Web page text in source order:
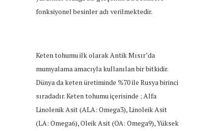
fonksiyonel besinler adı verilmektedir.
Keten tohumu ilk olarak Antik Mısır’da
mumyalama amacıyla kullanılan bir bitkidir.
Dünya da keten üretiminde %70 ile Rusya birinci
sıradadır. Keten tohumu içerisinde ; Alfa
Linolenik Asit (ALA: Omega3), Linoleik Asit
(LA: Omega6), Oleik Asit (OA: Omega9), Yüksek